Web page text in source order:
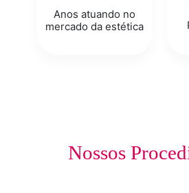
Anos atuando no
mercado da estética
Nossos